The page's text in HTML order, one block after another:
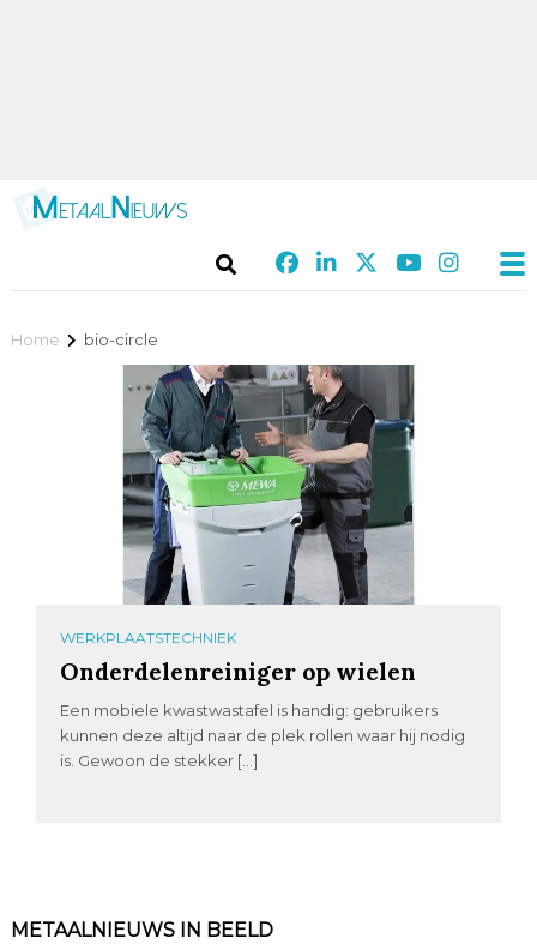
Home bio-circle
WERKPLAATSTECHNIEK
Onderdelenreiniger op wielen
Een mobiele kwastwastafel is handig: gebruikers
kunnen deze altijd naar de plek rollen waar hij nodig
is. Gewoon de stekker […]
METAALNIEUWS IN BEELD